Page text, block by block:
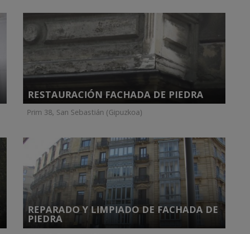
RESTAURACIÓN FACHADA DE PIEDRA
Prim 38, San Sebastián (Gipuzkoa)
REPARADO Y LIMPIADO DE FACHADA DE
PIEDRA